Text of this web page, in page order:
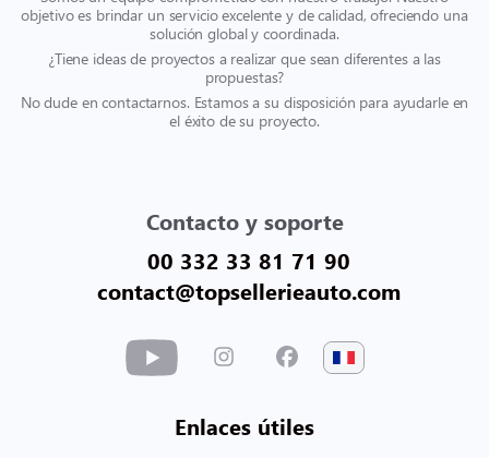
objetivo es brindar un servicio excelente y de calidad, ofreciendo una
solución global y coordinada.
¿Tiene ideas de proyectos a realizar que sean diferentes a las
propuestas?
No dude en contactarnos. Estamos a su disposición para ayudarle en
el éxito de su proyecto.
Contacto y soporte
00 332 33 81 71 90
contact@topsellerieauto.com
Enlaces útiles